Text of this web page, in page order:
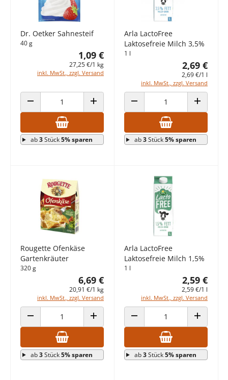
Dr. Oetker Sahnesteif
40 g
1,09 €
27,25 €/1 kg
inkl. MwSt., zzgl. Versand
ANZAHL VERRINGERN ANZAHL ERHÖHEN
ab3Stück5% sparen
Arla LactoFree
Laktosefreie Milch 3,5%
1 l
2,69 €
2,69 €/1 l
inkl. MwSt., zzgl. Versand
ANZAHL VERRINGERN ANZAHL
ab3Stück5% sparen
Rougette Ofenkäse
Gartenkräuter
320 g
6,69 €
20,91 €/1 kg
inkl. MwSt., zzgl. Versand
ANZAHL VERRINGERN ANZAHL ERHÖHEN
ab3Stück5% sparen
Arla LactoFree
Laktosefreie Milch 1,5%
1 l
2,59 €
2,59 €/1 l
inkl. MwSt., zzgl. Versand
ANZAHL VERRINGERN ANZAHL
ab3Stück5% sparen